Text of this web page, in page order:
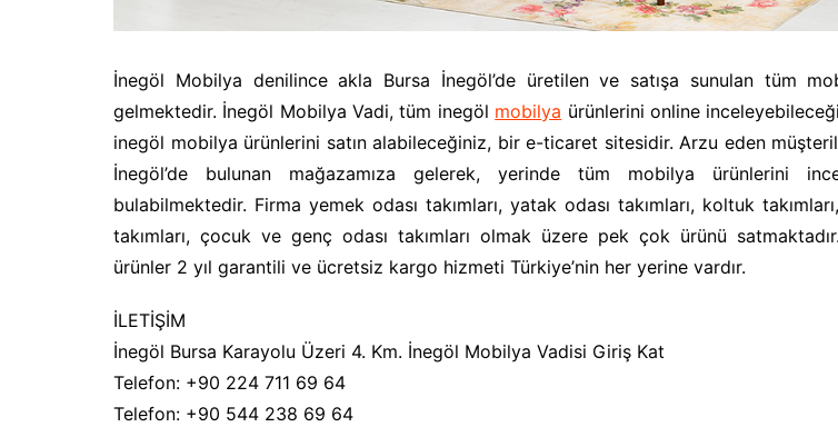
İnegöl Mobilya denilince akla Bursa İnegöl’de üretilen ve satışa sunulan tüm
gelmektedir. İnegöl Mobilya Vadi, tüm inegöl mobilya ürünlerini online
inegöl mobilya ürünlerini satın alabileceğiniz, bir e-ticaret sitesidir. Arzu eden
İnegöl’de bulunan mağazamıza gelerek, yerinde tüm mobilya ürünlerini
bulabilmektedir. Firma yemek odası takımları, yatak odası takımları, koltuk
takımları, çocuk ve genç odası takımları olmak üzere pek çok ürünü
ürünler 2 yıl garantili ve ücretsiz kargo hizmeti Türkiye’nin her yerine vardır.
İLETİŞİM
İnegöl Bursa Karayolu Üzeri 4. Km. İnegöl Mobilya Vadisi Giriş Kat
Telefon: +90 224 711 69 64
Telefon: +90 544 238 69 64